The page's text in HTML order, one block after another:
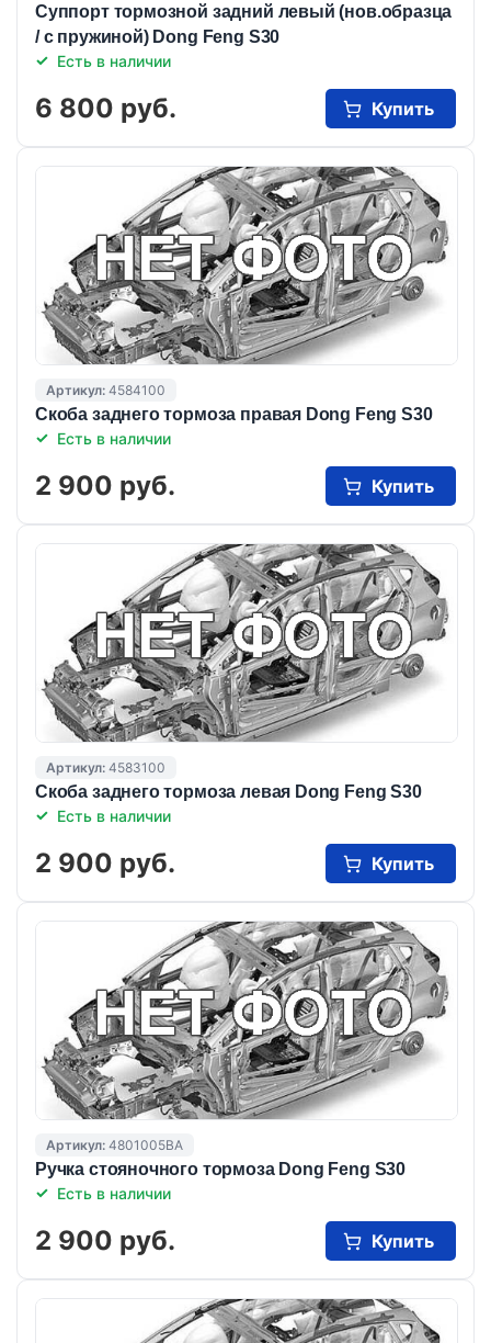
Суппорт тормозной задний левый (нов.образца
/ с пружиной) Dong Feng S30
Есть в наличии
6 800 руб. Купить
Артикул: 4584100
Скоба заднего тормоза правая Dong Feng S30
Есть в наличии
2 900 руб. Купить
Артикул: 4583100
Скоба заднего тормоза левая Dong Feng S30
Есть в наличии
2 900 руб. Купить
Артикул: 4801005BA
Ручка стояночного тормоза Dong Feng S30
Есть в наличии
2 900 руб. Купить